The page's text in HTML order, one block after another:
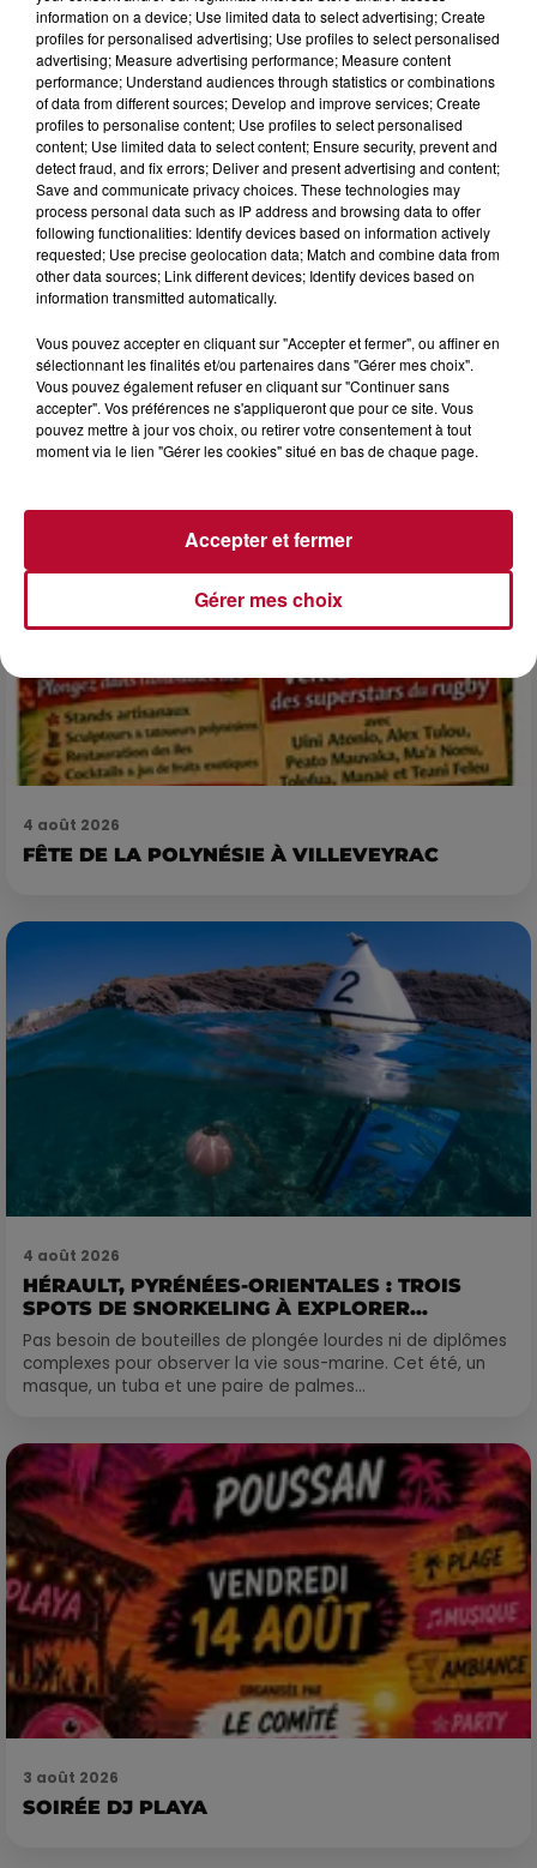
6 août 2026
LES ARÈNES CES 3...
Après un franc succès l'été dernier, le spectacle « Le Rêve
du gladiateur » revient illuminer l'amphithéâtre romain les 6,
7 et 8 août. Une fresque nocturne...
4 août 2026
FÊTE DE LA POLYNÉSIE À VILLEVEYRAC
4 août 2026
HÉRAULT, PYRÉNÉES-ORIENTALES : TROIS
SPOTS DE SNORKELING À EXPLORER...
Pas besoin de bouteilles de plongée lourdes ni de diplômes
complexes pour observer la vie sous-marine. Cet été, un
masque, un tuba et une paire de palmes...
3 août 2026
SOIRÉE DJ PLAYA
information on a device; Use limited data to select advertising; Create
profiles for personalised advertising; Use profiles to select personalised
advertising; Measure advertising performance; Measure content
performance; Understand audiences through statistics or combinations
of data from different sources; Develop and improve services; Create
profiles to personalise content; Use profiles to select personalised
content; Use limited data to select content; Ensure security, prevent and
detect fraud, and fix errors; Deliver and present advertising and content;
Save and communicate privacy choices. These technologies may
process personal data such as IP address and browsing data to offer
following functionalities: Identify devices based on information actively
requested; Use precise geolocation data; Match and combine data from
other data sources; Link different devices; Identify devices based on
information transmitted automatically.
Vous pouvez accepter en cliquant sur "Accepter et fermer", ou affiner en
sélectionnant les finalités et/ou partenaires dans "Gérer mes choix".
Vous pouvez également refuser en cliquant sur "Continuer sans
accepter". Vos préférences ne s'appliqueront que pour ce site. Vous
pouvez mettre à jour vos choix, ou retirer votre consentement à tout
moment via le lien "Gérer les cookies" situé en bas de chaque page.
Gérer mes choix
Accepter et fermer